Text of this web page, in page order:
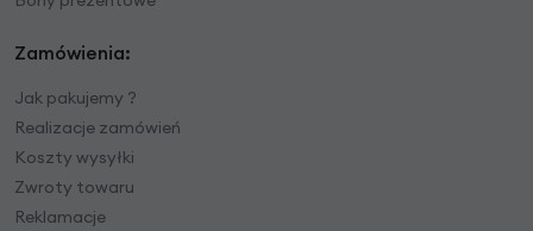
Zamówienia:
Jak pakujemy ?
Realizacje zamówień
Koszty wysyłki
Zwroty towaru
Reklamacje